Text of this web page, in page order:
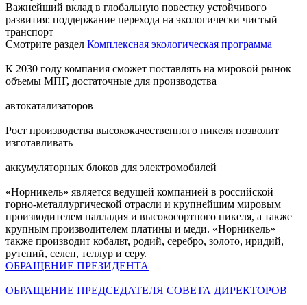
Важнейший вклад в глобальную повестку устойчивого
развития: поддержание перехода на экологически чистый
транспорт
Смотрите раздел Комплексная экологическая программа
К 2030 году компания сможет поставлять на мировой рынок
объемы МПГ, достаточные для производства
автокатализаторов
Рост производства высококачественного никеля позволит
изготавливать
аккумуляторных блоков для электромобилей
«Норникель» является ведущей компанией в российской
горно-металлургической отрасли и крупнейшим мировым
производителем палладия и высокосортного никеля, а также
крупным производителем платины и меди. «Норникель»
также производит кобальт, родий, серебро, золото, иридий,
рутений, селен, теллур и серу.
ОБРАЩЕНИЕ ПРЕЗИДЕНТА
ОБРАЩЕНИЕ ПРЕДСЕДАТЕЛЯ СОВЕТА ДИРЕКТОРОВ